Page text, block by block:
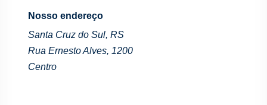
Nosso endereço
Santa Cruz do Sul, RS
Rua Ernesto Alves, 1200
Centro